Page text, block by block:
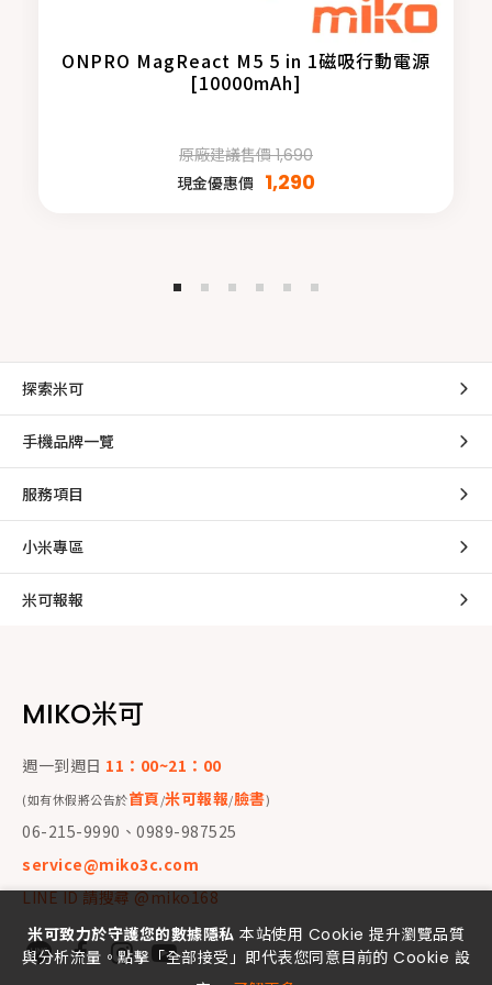
ONPRO MagReact M5 5 in 1磁吸行動電源
[10000mAh]
原廠建議售價 1,690
現金優惠價 1,290
探索米可
手機品牌一覽
服務項目
小米專區
米可報報
MIKO米可
週一到週日 11：00~21：00
(如有休假將公告於首頁/米可報報/臉書)
06-215-9990、0989-987525
service@miko3c.com
LINE ID 請搜尋 @miko168
米可致力於守護您的數據隱私 本站使用 Cookie 提升瀏覽品質
與分析流量。點擊「全部接受」即代表您同意目前的 Cookie 設